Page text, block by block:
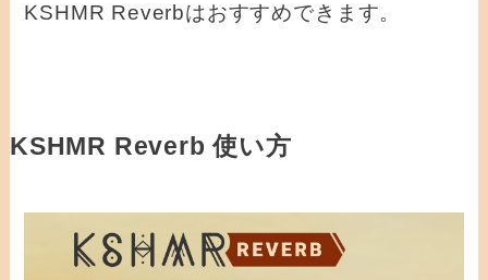
KSHMR Reverbはおすすめできます。
KSHMR Reverb 使い方